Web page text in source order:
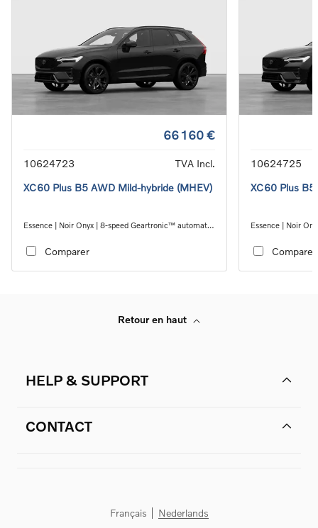
66 160 €
10624723
TVA Incl.
XC60 Plus B5 AWD Mild-hybride (MHEV)
Essence | Noir Onyx | 8-speed Geartronic™ automatic
Comparer
10624725
XC60 Plus B5
Essence | Noir
Comparer
Retour en haut
HELP & SUPPORT
CONTACT
Français Nederlands